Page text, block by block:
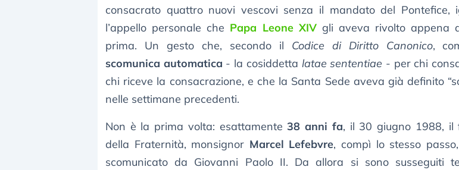
consacrato quattro nuovi vescovi senza il mandato del Pontefice,
l’appello personale che Papa Leone XIVgli aveva rivolto appena
prima. Un gesto che, secondo il Codice di Diritto Canonico,
scomunica automatica - la cosiddetta latae sententiae - per chi
chi riceve la consacrazione, e che la Santa Sede aveva già definito
nelle settimane precedenti.
Non è la prima volta: esattamente38 anni fa, il 30 giugno 1988, il
della Fraternità, monsignor Marcel Lefebvre, compì lo stesso
scomunicato da Giovanni Paolo II. Da allora si sono susseguiti